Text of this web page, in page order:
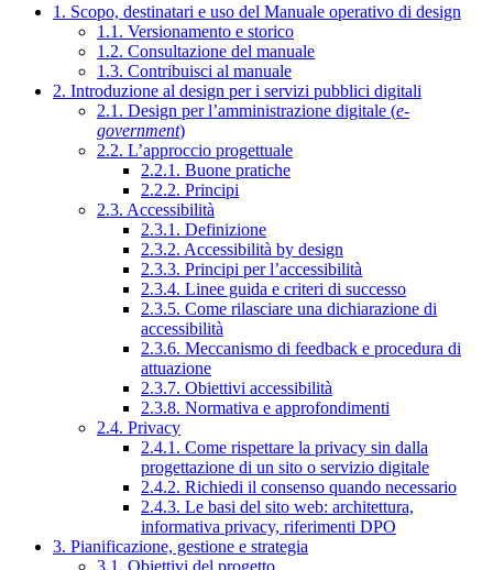
1. Scopo, destinatari e uso del Manuale operativo di design
1.1. Versionamento e storico
1.2. Consultazione del manuale
1.3. Contribuisci al manuale
2. Introduzione al design per i servizi pubblici digitali
2.1. Design per l’amministrazione digitale (e-
government)
2.2. L’approccio progettuale
2.2.1. Buone pratiche
2.2.2. Principi
2.3. Accessibilità
2.3.1. Definizione
2.3.2. Accessibilità by design
2.3.3. Principi per l’accessibilità
2.3.4. Linee guida e criteri di successo
2.3.5. Come rilasciare una dichiarazione di
accessibilità
2.3.6. Meccanismo di feedback e procedura di
attuazione
2.3.7. Obiettivi accessibilità
2.3.8. Normativa e approfondimenti
2.4. Privacy
2.4.1. Come rispettare la privacy sin dalla
progettazione di un sito o servizio digitale
2.4.2. Richiedi il consenso quando necessario
2.4.3. Le basi del sito web: architettura,
informativa privacy, riferimenti DPO
3. Pianificazione, gestione e strategia
3.1. Obiettivi del progetto